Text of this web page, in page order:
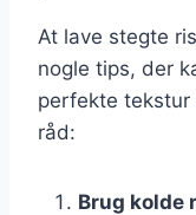
At lave stegte
nogle tips, der
perfekte tekstur
råd:
Brug kolde